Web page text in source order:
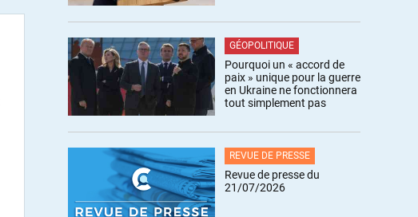
GÉOPOLITIQUE
Pourquoi un « accord de
paix » unique pour la guerre
en Ukraine ne fonctionnera
tout simplement pas
REVUE DE PRESSE
Revue de presse du
21/07/2026